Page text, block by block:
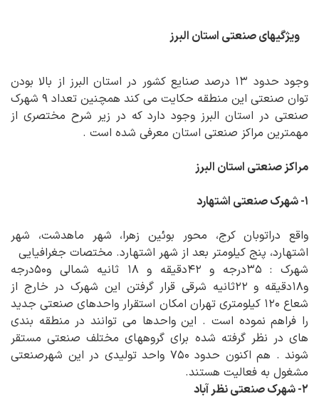
ویژگیهای صنعتی استان البرز
وجود حدود ۱۳ درصد صنایع کشور در استان البرز از بالا بودن
توان صنعتی این منطقه حکایت می کند همچنین تعداد ۹ شهرک
صنعتی در استان البرز وجود دارد که در زیر شرح مختصری از
مهمترین مراکز صنعتی استان معرفی شده است .
مراکز صنعتی استان البرز
۱- شهرک صنعتی اشتهارد
واقع دراتوبان کرج، محور بوئین زهرا، شهر ماهدشت، شهر
اشتهارد، پنج کیلومتر بعد از شهر اشتهارد. مختصات جغرافیایی
شهرک : ۳۵درجه و ۴۲دقیقه و ۱۸ ثانیه شمالی و۵۰درجه
و۱۸دقیقه و ۲۲ثانیه شرقی قرار گرفتن این شهرک در خارج از
شعاع ۱۲۰ کیلومتری تهران امکان استقرار واحدهای صنعتی جدید
را فراهم نموده است . این واحدها می توانند در منطقه بندی
های در نظر گرفته شده برای گروههای مختلف صنعتی مستقر
شوند . هم اکنون حدود ۷۵۰ واحد تولیدی در این شهرصنعتی
مشغول به فعالیت هستند.
۲- شهرک صنعتی نظر آباد